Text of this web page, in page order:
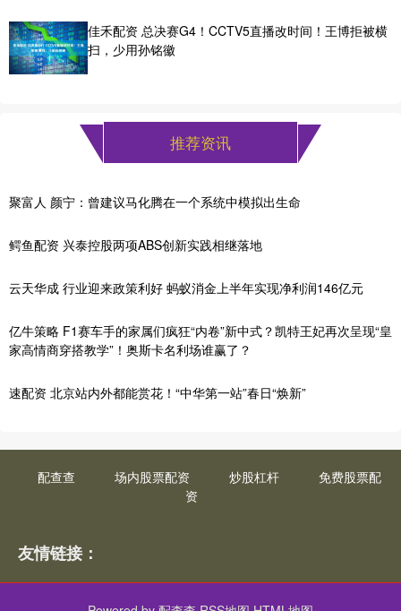
佳禾配资 总决赛G4！CCTV5直播改时间！王博拒被横
扫，少用孙铭徽
推荐资讯
聚富人 颜宁：曾建议马化腾在一个系统中模拟出生命
鳄鱼配资 兴泰控股两项ABS创新实践相继落地
云天华成 行业迎来政策利好 蚂蚁消金上半年实现净利润146亿元
亿牛策略 F1赛车手的家属们疯狂“内卷”新中式？凯特王妃再次呈现“皇
家高情商穿搭教学”！奥斯卡名利场谁赢了？
速配资 北京站内外都能赏花！“中华第一站”春日“焕新”
配查查 场内股票配资 炒股杠杆
免费股票配
资
友情链接：